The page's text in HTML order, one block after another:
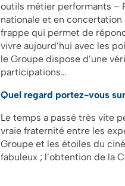
outils métier performants –
nationale et en
frappe qui permet de
vivre aujourd’hui avec les
le Groupe dispose d’une
participations…
Quel regard portez-vous
Le temps a passé très vite
vraie fraternité entre les
Groupe et les étoiles du
fabuleux ; l’obtention de la